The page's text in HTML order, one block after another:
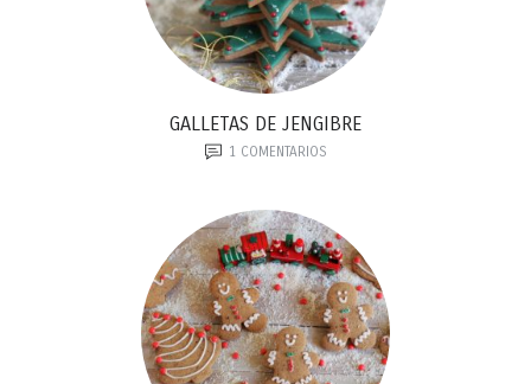
GALLETAS DE JENGIBRE
1COMENTARIOS